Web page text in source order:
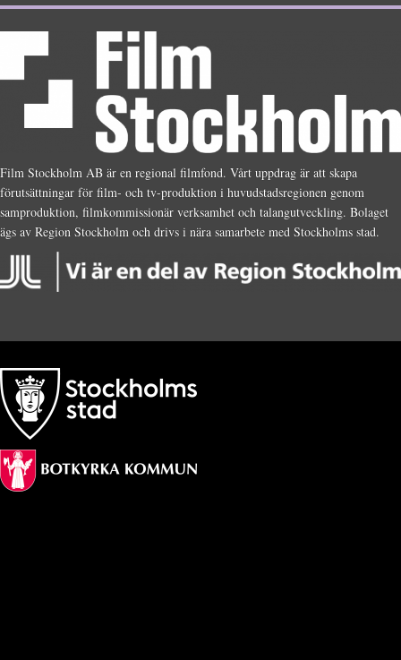
Film Stockholm AB är en regional filmfond. Vårt uppdrag är att skapa
förutsättningar för film- och tv-produktion i huvudstadsregionen genom
samproduktion, filmkommissionär verksamhet och talangutveckling. Bolaget
ägs av Region Stockholm och drivs i nära samarbete med Stockholms stad.